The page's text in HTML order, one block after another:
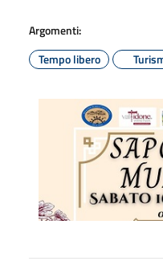
Argomenti:
Tempo libero